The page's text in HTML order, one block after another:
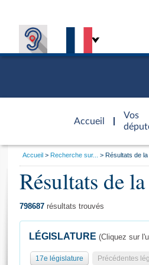
Accueil
d'accueil
Vos
Général
Vous
Accueil Recherche sur... Résultats de
Résultats de
798687 résultats trouvés
LÉGISLATURE (Cliquez sur
17e législature Précédentes